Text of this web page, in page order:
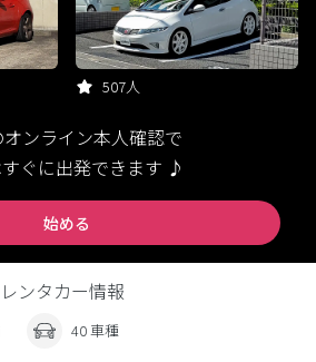
507人
ンライン本人確認で
ぐに出発できます ♪
始める
ンタカー情報
40 車種